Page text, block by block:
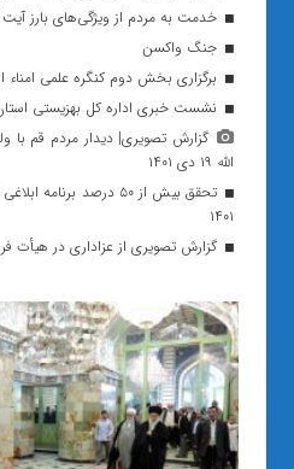
خدمت به مردم از ویژگی‌های بارز آیت
جنگ واکسن
برگزاری بخش دوم کنگره علمی امناء
نشست خبری اداره کل بهزیستی
گزارش تصویری| دیدار مردم قم با
الله ۱۹ دی ۱۴۰۱
۱۴۰۱
گزارش تصویری از عزاداری در هیأت